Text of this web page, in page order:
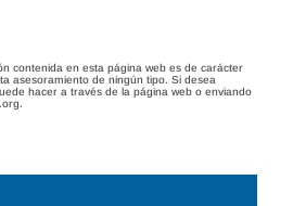
contenida en esta página web es de carácter
asesoramiento de ningún tipo. Si desea
hacer a través de la página web o enviando